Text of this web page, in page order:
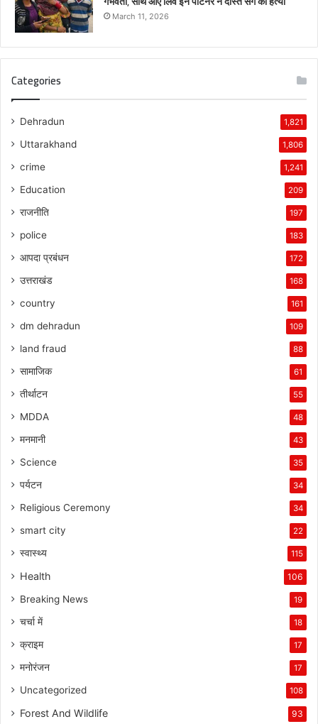
March 11, 2026
Categories
Dehradun 1,821
Uttarakhand 1,806
crime 1,241
Education 209
राजनीति 197
police 183
आपदा प्रबंधन 172
उत्तराखंड 168
country 161
dm dehradun 109
land fraud 88
सामाजिक 61
तीर्थाटन 55
MDDA 48
मनमानी 43
Science 35
पर्यटन 34
Religious Ceremony 34
smart city 22
स्वास्थ्य 115
Health 106
Breaking News 19
चर्चा में 18
क्राइम 17
मनोरंजन 17
Uncategorized 108
Forest And Wildlife 93